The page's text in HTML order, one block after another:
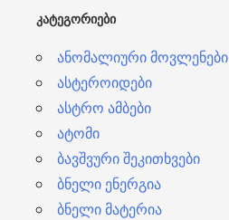
ᲙᲐᲢᲔᲒᲝᲠᲘᲔᲑᲘ
ანომალიური მოვლენები
ასტეროიდები
ასტრო ამბები
ატომი
ბავშვური შეკითხვები
ბნელი ენერგია
ბნელი მატერია